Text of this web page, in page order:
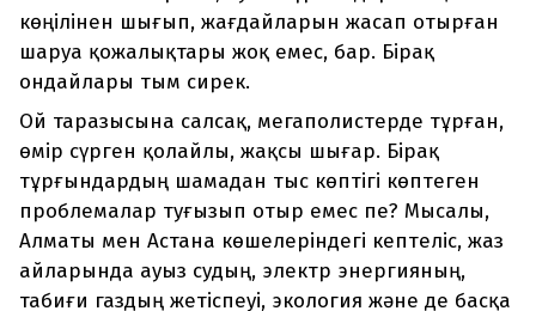
көңілінен шығып, жағдайларын жасап отырған
шаруа қожалықтары жоқ емес, бар. Бірақ
ондайлары тым сирек.
Ой таразысына салсақ, мегаполистерде тұрған,
өмір сүрген қолайлы, жақсы шығар. Бірақ
тұрғындардың шамадан тыс көптігі көптеген
пробле­малар туғызып отыр емес пе? Мысалы,
Алматы мен Астана көшелеріндегі кептеліс, жаз
айларында ауыз судың, электр энергияның,
табиғи газдың жетіспеуі, экология және де басқа